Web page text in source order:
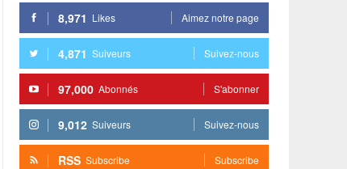
8,971 Likes Aimez notre page
4,871 Suiveurs Suivez-nous
97,000 Abonnés S'abonner
9,012 Suiveurs Suivez-nous
RSS Subscribe Subscribe